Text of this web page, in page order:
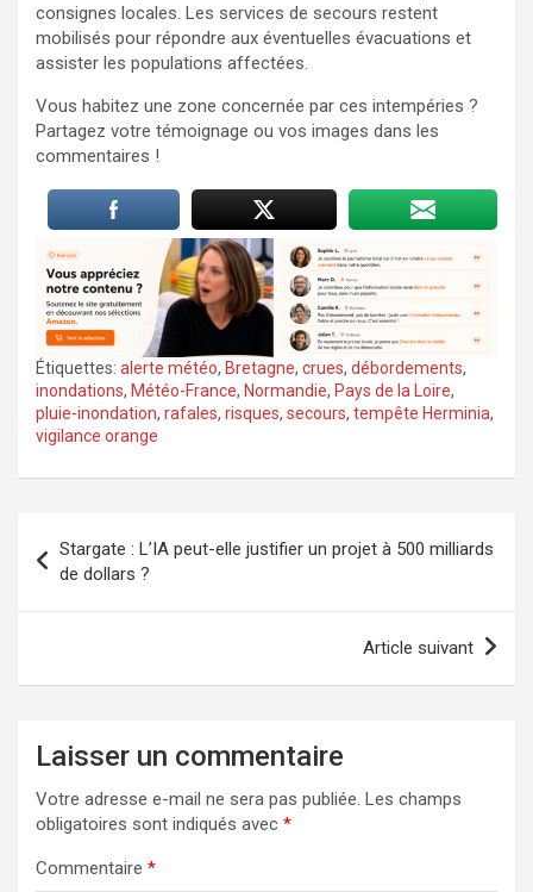
consignes locales. Les services de secours restent
mobilisés pour répondre aux éventuelles évacuations et
assister les populations affectées.
Vous habitez une zone concernée par ces intempéries ?
Partagez votre témoignage ou vos images dans les
commentaires !
Étiquettes: alerte météo, Bretagne, crues, débordements,
inondations, Météo-France, Normandie, Pays de la Loire,
pluie-inondation, rafales, risques, secours, tempête Herminia,
vigilance orange
de
l’article
Stargate : L’IA peut-elle justifier un projet à 500 milliards
de dollars ?
Article suivant
Laisser un commentaire
Votre adresse e-mail ne sera pas publiée. Les champs
obligatoires sont indiqués avec *
Commentaire *